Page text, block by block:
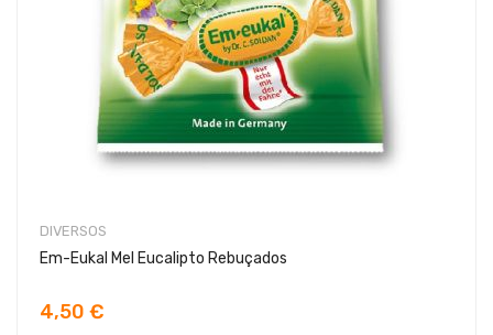
DIVERSOS
Em-Eukal Mel Eucalipto Rebuçados
4,50 €